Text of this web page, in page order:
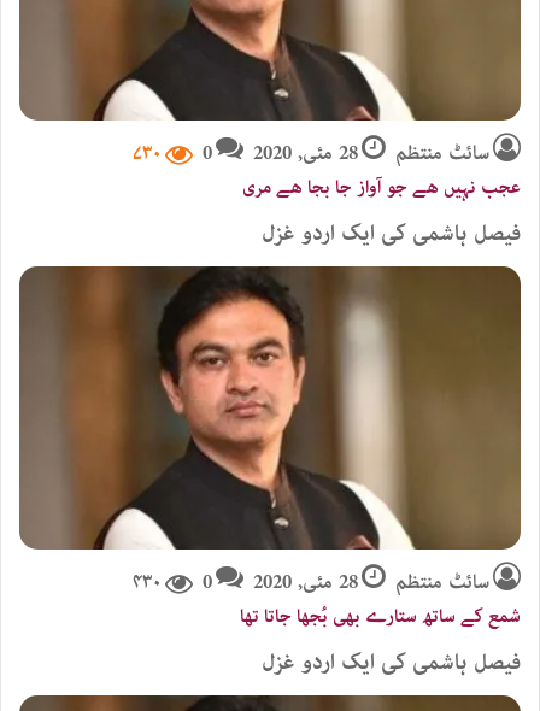
سائٹ منتظم 28 مئی, 2020 0 ۷۳۰
عجب نہیں ھے جو آواز جا بجا ھے مری
فیصل ہاشمی کی ایک اردو غزل
سائٹ منتظم 28 مئی, 2020 0 ۴۳۰
شمع کے ساتھ ستارے بھی بُجھا جاتا تھا
فیصل ہاشمی کی ایک اردو غزل